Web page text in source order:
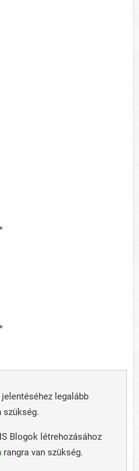
legalább
szükség.
Blogok létrehozásához
rangra van szükség.